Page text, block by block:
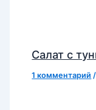
Салат с
1 комментарий /